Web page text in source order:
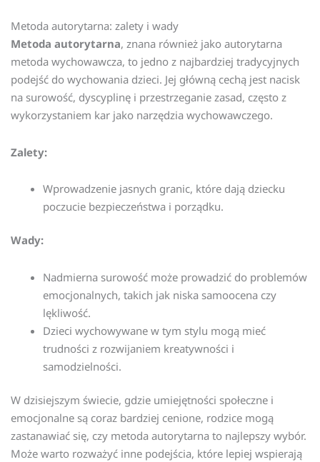
Metoda autorytarna: zalety i wady
Metoda autorytarna, znana również jako autorytarna
metoda wychowawcza, to jedno z najbardziej tradycyjnych
podejść do wychowania dzieci. Jej główną cechą jest nacisk
na surowość, dyscyplinę i przestrzeganie zasad, często z
wykorzystaniem kar jako narzędzia wychowawczego.
Zalety:
Wprowadzenie jasnych granic, które dają dziecku
poczucie bezpieczeństwa i porządku.
Wady:
Nadmierna surowość może prowadzić do problemów
emocjonalnych, takich jak niska samoocena czy
lękliwość.
Dzieci wychowywane w tym stylu mogą mieć
trudności z rozwijaniem kreatywności i
samodzielności.
W dzisiejszym świecie, gdzie umiejętności społeczne i
emocjonalne są coraz bardziej cenione, rodzice mogą
zastanawiać się, czy metoda autorytarna to najlepszy wybór.
Może warto rozważyć inne podejścia, które lepiej wspierają